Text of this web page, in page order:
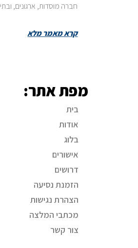
חברה מוסדות, ארגונים, ובתי
קרא מאמר מלא
מפת אתר:
בית
אודות
בלוג
אישורים
דרושים
הזמנת נסיעה
הצהרת נגישות
מכתבי המלצה
צור קשר